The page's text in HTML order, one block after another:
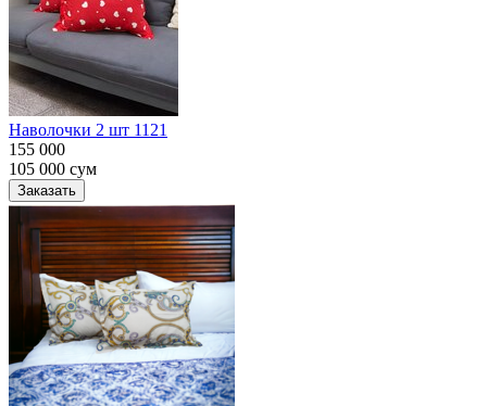
Наволочки 2 шт 1121
155 000
105 000 сум
Заказать